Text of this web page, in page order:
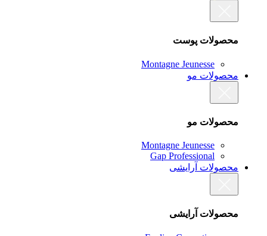
محصولات پوست
Montagne Jeunesse
محصولات مو
محصولات مو
Montagne Jeunesse
Gap Professional
محصولات آرایشی
محصولات آرایشی